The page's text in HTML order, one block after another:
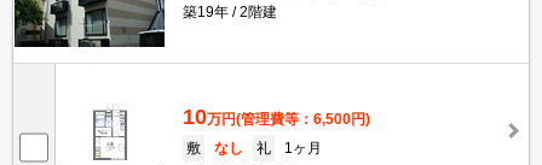
築19年
2階建
10万円(管理費等：6,500円)
敷
なし 礼
1ヶ月